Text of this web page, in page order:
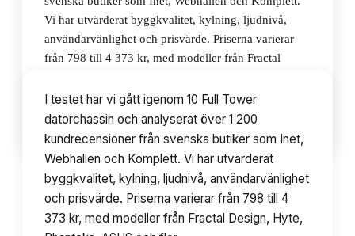
Vi har utvärderat byggkvalitet, kylning, ljudnivå,
användarvänlighet och prisvärde. Priserna varierar
från 798 till 4 373 kr, med modeller från Fractal
Innehållsförteckning 10
I testet har vi gått igenom 10 Full Tower
datorchassin och analyserat över 1 200
kundrecensioner från svenska butiker som Inet,
Webhallen och Komplett. Vi har utvärderat
byggkvalitet, kylning, ljudnivå, användarvänlighet
och prisvärde. Priserna varierar från 798 till 4
373 kr, med modeller från Fractal Design, Hyte,